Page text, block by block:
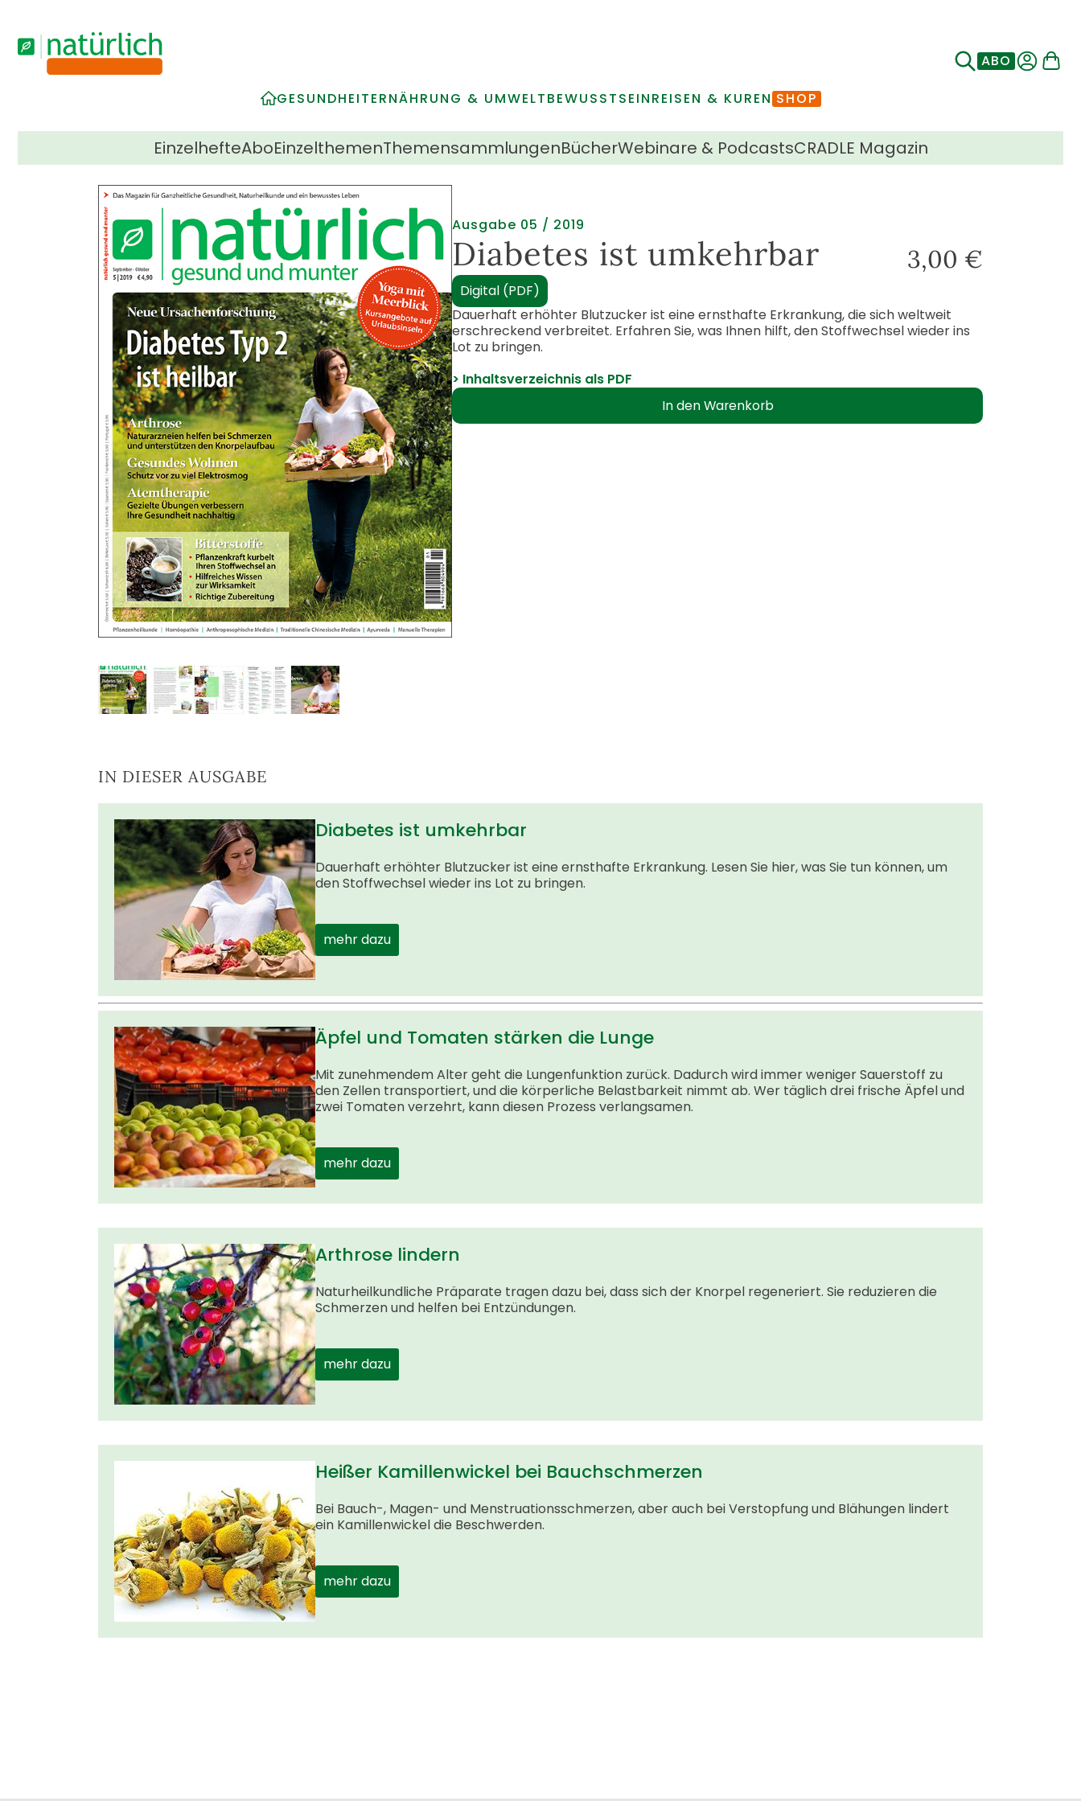
ABO
Navigation
GESUNDHEITERNÄHRUNG & UMWELTBEWUSSTSEINREISEN & KUREN SHOP
überspringen
EinzelhefteAboEinzelthemenThemensammlungenBücherWebinare & PodcastsCRADLE Magazin
Ausgabe 05 / 2019
Diabetes ist umkehrbar 3,00 €
Digital (PDF)
Dauerhaft erhöhter Blutzucker ist eine ernsthafte Erkrankung, die sich weltweit
erschreckend verbreitet. Erfahren Sie, was Ihnen hilft, den Stoffwechsel wieder ins
Lot zu bringen.
> Inhaltsverzeichnis als PDF
IN DIESER AUSGABE
Diabetes ist umkehrbar
Dauerhaft erhöhter Blutzucker ist eine ernsthafte Erkrankung. Lesen Sie hier, was Sie tun können, um
den Stoffwechsel wieder ins Lot zu bringen.
mehr dazu
Äpfel und Tomaten stärken die Lunge
Mit zunehmendem Alter geht die Lungenfunktion zurück. Dadurch wird immer weniger Sauerstoff zu
den Zellen transportiert, und die körperliche Belastbarkeit nimmt ab. Wer täglich drei frische Äpfel und
zwei Tomaten verzehrt, kann diesen Prozess verlangsamen.
mehr dazu
Arthrose lindern
Naturheilkundliche Präparate tragen dazu bei, dass sich der Knorpel regeneriert. Sie reduzieren die
Schmerzen und helfen bei Entzündungen.
mehr dazu
Heißer Kamillenwickel bei Bauchschmerzen
Bei Bauch-, Magen- und Menstruationsschmerzen, aber auch bei Verstopfung und Blähungen lindert
ein Kamillenwickel die Beschwerden.
mehr dazu